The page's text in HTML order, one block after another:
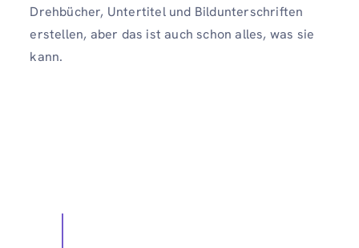
Drehbücher, Untertitel und Bildunterschriften
erstellen, aber das ist auch schon alles, was sie
kann.